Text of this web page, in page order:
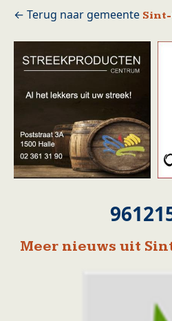
Meer nieuws uit